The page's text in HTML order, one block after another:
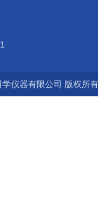
学仪器有限公司 版权所